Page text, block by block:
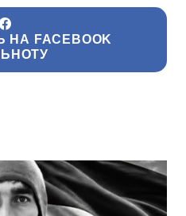
FACEBOOK